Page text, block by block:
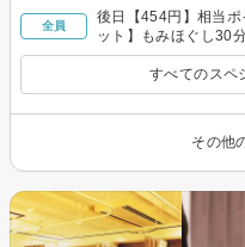
全員
後日【454円】相当
ット】もみほぐし30
すべてのスペ
その他